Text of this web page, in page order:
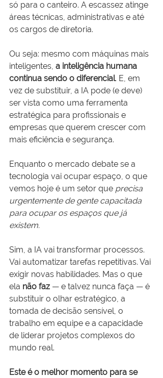
só para o canteiro. A escassez atinge
áreas técnicas, administrativas e até
os cargos de diretoria.
Ou seja: mesmo com máquinas mais
inteligentes, a inteligência humana
continua sendo o diferencial. E, em
vez de substituir, a IA pode (e deve)
ser vista como uma ferramenta
estratégica para profissionais e
empresas que querem crescer com
mais eficiência e segurança.
Enquanto o mercado debate se a
tecnologia vai ocupar espaço, o que
vemos hoje é um setor que precisa
urgentemente de gente capacitada
para ocupar os espaços que já
existem.
Sim, a IA vai transformar processos.
Vai automatizar tarefas repetitivas. Vai
exigir novas habilidades. Mas o que
ela não faz — e talvez nunca faça — é
substituir o olhar estratégico, a
tomada de decisão sensível, o
trabalho em equipe e a capacidade
de liderar projetos complexos do
mundo real.
Este é o melhor momento para se